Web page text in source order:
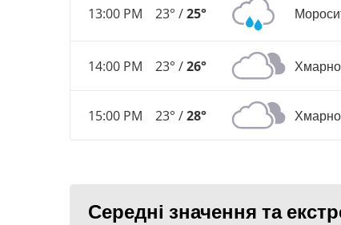
13:00 PM 23° /25°
14:00 PM 23° /26° Хмарно
15:00 PM 23° /28° Хмарно
Середні значення та